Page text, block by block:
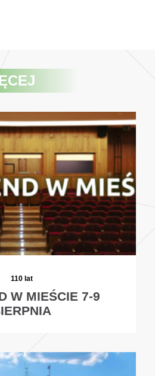
110 lat
W MIEŚCIE 7-9